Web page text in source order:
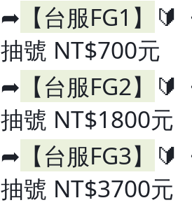
➦ 【台服FG1】 🔰
抽號 NT$700元
➦ 【台服FG2】 🔰
抽號 NT$1800元
➦ 【台服FG3】 🔰
抽號 NT$3700元